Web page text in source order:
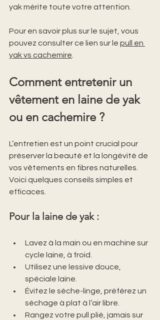
yak mérite toute votre attention.
Pour en savoir plus sur le sujet, vous
pouvez consulter ce lien sur le pull en
yak vs cachemire.
Comment entretenir un
vêtement en laine de yak
ou en cachemire ?
L’entretien est un point crucial pour
préserver la beauté et la longévité de
vos vêtements en fibres naturelles.
Voici quelques conseils simples et
efficaces.
Pour la laine de yak :
Lavez à la main ou en machine sur
cycle laine, à froid.
Utilisez une lessive douce,
spéciale laine.
Évitez le sèche-linge, préférez un
séchage à plat à l’air libre.
Rangez votre pull plié, jamais sur